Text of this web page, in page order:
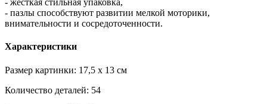
- жесткая стильная упаковка,
- пазлы способствуют развитии мелкой моторики,
внимательности и сосредоточенности.
Характеристики
Размер картинки: 17,5 x 13 см
Количество деталей: 54